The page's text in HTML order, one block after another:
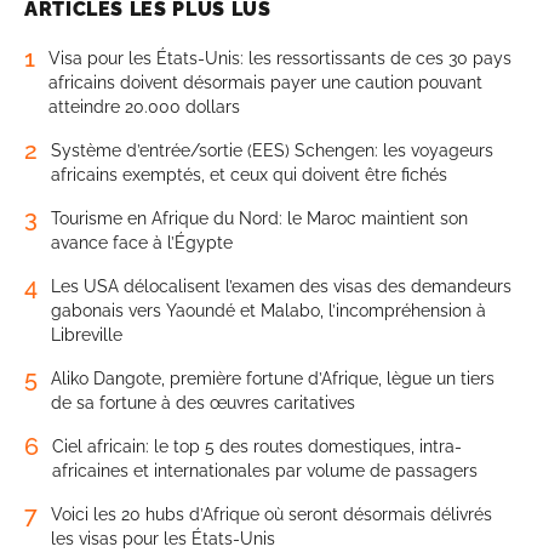
ARTICLES LES PLUS LUS
1
Visa pour les États-Unis: les ressortissants de ces 30 pays
africains doivent désormais payer une caution pouvant
atteindre 20.000 dollars
2
Système d’entrée/sortie (EES) Schengen: les voyageurs
africains exemptés, et ceux qui doivent être fichés
3
Tourisme en Afrique du Nord: le Maroc maintient son
avance face à l’Égypte
4
Les USA délocalisent l’examen des visas des demandeurs
gabonais vers Yaoundé et Malabo, l’incompréhension à
Libreville
5
Aliko Dangote, première fortune d’Afrique, lègue un tiers
de sa fortune à des œuvres caritatives
6
Ciel africain: le top 5 des routes domestiques, intra-
africaines et internationales par volume de passagers
7
Voici les 20 hubs d’Afrique où seront désormais délivrés
les visas pour les États-Unis